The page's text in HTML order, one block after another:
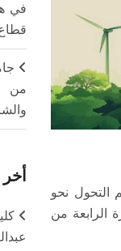
التحول نحو
الرابعة من
في
من